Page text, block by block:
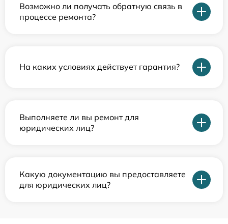
Возможно ли получать обратную связь в
процессе ремонта?
На каких условиях действует гарантия?
Выполняете ли вы ремонт для
юридических лиц?
Какую документацию вы предоставляете
для юридических лиц?